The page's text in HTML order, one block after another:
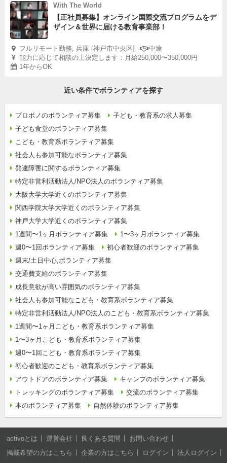
With The World
【正社員募集】オンライン国際交流プログラムをデ
ザイン＆世界に届ける教育事業部！
フルリモート勤務, 兵庫 [神戸市中央区]
中途
能力に応じて相談の上決定します：月給250,000〜350,000円
1年からOK
近い条件でボランティアを探す
プロボノのボランティア募集
子ども・教育系の求人募集
子ども食堂のボランティア募集
こども・教育系ボランティア募集
社会人も参加可能なボランティア募集
発達障害に関するボランティア募集
特定非営利活動法人/NPO法人のボランティア募集
大阪大学大学近くのボランティア募集
関西学院大学大学近くのボランティア募集
神戸大学大学近くのボランティア募集
1週間〜1ヶ月ボランティア募集
1〜3ヶ月ボランティア募集
週0〜1回ボランティア募集
初心者歓迎のボランティア募集
週末/土日中心,ボランティア募集
交通費支給のボランティア募集
成長意欲が高い雰囲気のボランティア募集
社会人も参加可能なこども・教育系ボランティア募集
特定非営利活動法人/NPO法人のこども・教育系ボランティア募集
1週間〜1ヶ月こども・教育系ボランティア募集
1〜3ヶ月こども・教育系ボランティア募集
週0〜1回こども・教育系ボランティア募集
初心者歓迎のこども・教育系ボランティア募集
アウトドアのボランティア募集
キャンプのボランティア募集
トレッキングのボランティア募集
交流のボランティア募集
本のボランティア募集
自然体験のボランティア募集
activoとは 運営会社 良くある質問
お問い合わせ
掲載希望の方はこちら
企業の方はこちら ログイン
法人ログイン